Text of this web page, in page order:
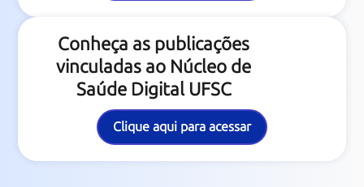
Conheça as publicações
vinculadas ao Núcleo de
Saúde Digital UFSC
Clique aqui para acessar